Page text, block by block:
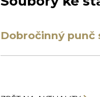
Dobročinný punč